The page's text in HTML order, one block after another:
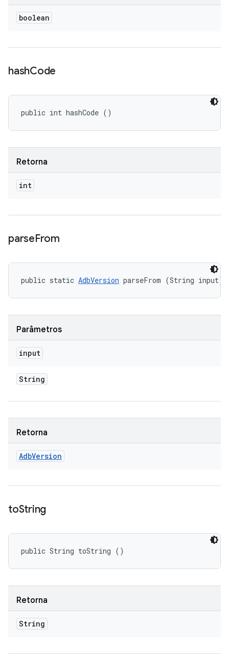
boolean
hashCode
public int hashCode ()
Retorna
int
parseFrom
public static AdbVersion parseFrom (String input)
Parâmetros
input
String
Retorna
AdbVersion
toString
public String toString ()
Retorna
String